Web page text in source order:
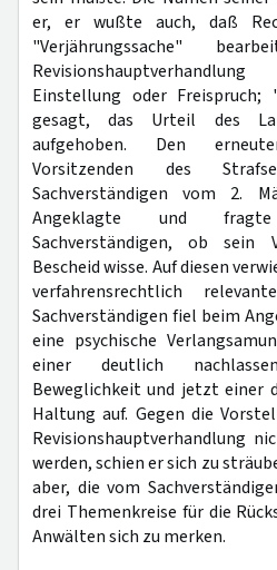
er, er wußte auch, daß
"Verjährungssache"
Einstellung oder
gesagt, das Urteil des
aufgehoben. Den
Vorsitzenden des
Sachverständigen vom 2.
Angeklagte und
Sachverständigen, ob sein
Bescheid wisse. Auf diesen
verfahrensrechtlich
Sachverständigen fiel beim
eine psychische
einer deutlich
Beweglichkeit und jetzt einer
Haltung auf. Gegen die
Revisionshauptverhandlung
werden, schien er sich zu
aber, die vom
drei Themenkreise für die
Anwälten sich zu merken.